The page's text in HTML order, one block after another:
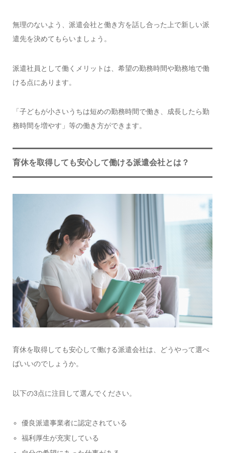
無理のないよう、派遣会社と働き方を話し合った上で新しい派
遣先を決めてもらいましょう。
派遣社員として働くメリットは、希望の勤務時間や勤務地で働
ける点にあります。
「子どもが小さいうちは短めの勤務時間で働き、成長したら勤
務時間を増やす」等の働き方ができます。
育休を取得しても安心して働ける派遣会社とは？
育休を取得しても安心して働ける派遣会社は、どうやって選べ
ばいいのでしょうか。
以下の3点に注目して選んでください。
優良派遣事業者に認定されている
福利厚生が充実している